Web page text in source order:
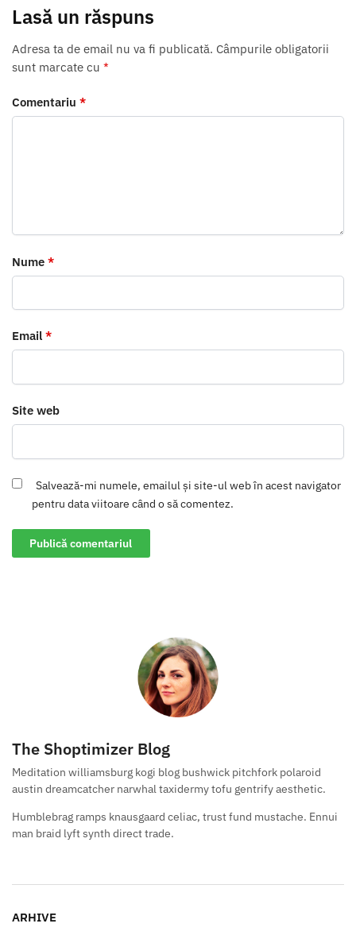
Lasă un răspuns
Adresa ta de email nu va fi publicată. Câmpurile obligatorii
sunt marcate cu *
Comentariu *
Nume *
Email *
Site web
Salvează-mi numele, emailul și site-ul web în acest navigator
pentru data viitoare când o să comentez.
The Shoptimizer Blog
Meditation williamsburg kogi blog bushwick pitchfork polaroid
austin dreamcatcher narwhal taxidermy tofu gentrify aesthetic.
Humblebrag ramps knausgaard celiac, trust fund mustache. Ennui
man braid lyft synth direct trade.
ARHIVE